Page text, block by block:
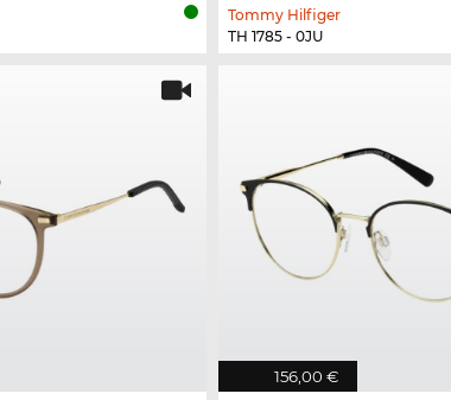
Tommy Hilfiger
TH 1785 - 0JU
156,00 €